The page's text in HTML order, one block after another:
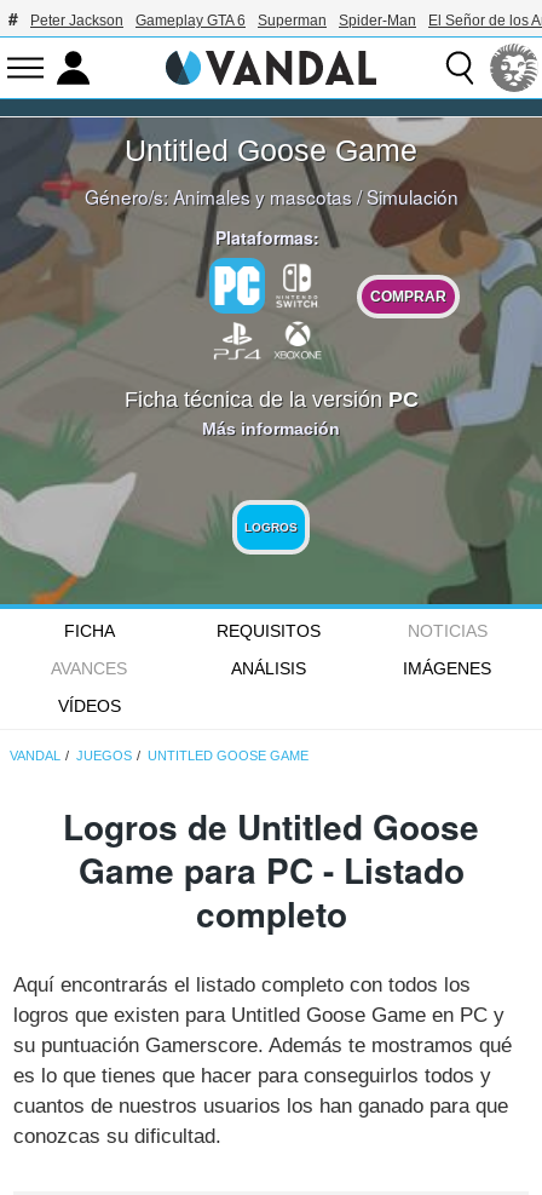
Peter Jackson Gameplay GTA 6 Superman Spider-Man El Señor de los
Untitled Goose Game
Género/s:Animales y mascotas/Simulación
Plataformas:
COMPRAR
Ficha técnica de la versión PC
Más información
LOGROS
FICHA REQUISITOS
NOTICIAS
AVANCES
ANÁLISIS
IMÁGENES
VÍDEOS
VANDAL JUEGOS UNTITLED GOOSE GAME
Logros de Untitled Goose
Game para PC - Listado
completo
Aquí encontrarás el listado completo con todos los
logros que existen para Untitled Goose Game en PC y
su puntuación Gamerscore. Además te mostramos qué
es lo que tienes que hacer para conseguirlos todos y
cuantos de nuestros usuarios los han ganado para que
conozcas su dificultad.